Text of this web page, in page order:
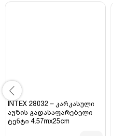
INTEX 28032 – კარკასული
აუზის გადასაფარებელი
ტენტი 4.57mx25cm